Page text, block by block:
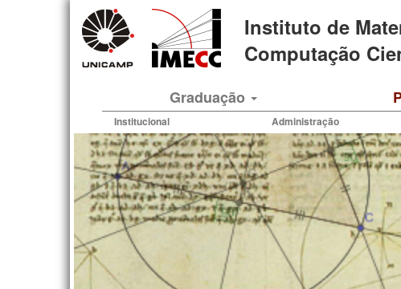
Instituto de
Computação
Graduação
Institucional Administração